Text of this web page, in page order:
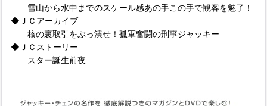
雪山から水中までのスケール感あの手この手で観客を魅了！
◆ＪＣアーカイブ
核の裏取引をぶっ潰せ！孤軍奮闘の刑事ジャッキー
◆ＪＣストーリー
スター誕生前夜